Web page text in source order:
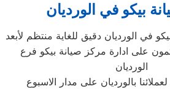
بيكو في الورديان
في الورديان دقيق للغاية منتظم لأبعد
على ادارة مركز صيانة بيكو فرع
الورديان
بالورديان على مدار الاسبوع